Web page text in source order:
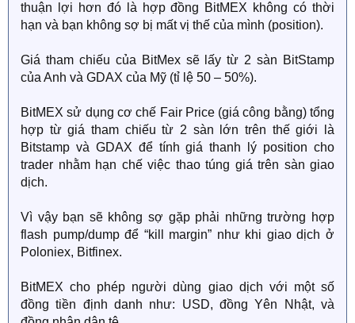
thuận lợi hơn đó là hợp đồng BitMEX không có thời
hạn và bạn không sợ bị mất vị thế của mình (position).
Giá tham chiếu của BitMex sẽ lấy từ 2 sàn BitStamp
của Anh và GDAX của Mỹ (tỉ lệ 50 – 50%).
BitMEX sử dụng cơ chế Fair Price (giá công bằng) tổng
hợp từ giá tham chiếu từ 2 sàn lớn trên thế giới là
Bitstamp và GDAX để tính giá thanh lý position cho
trader nhằm hạn chế việc thao túng giá trên sàn giao
dịch.
Vì vậy bạn sẽ không sợ gặp phải những trường hợp
flash pump/dump để “kill margin” như khi giao dịch ở
Poloniex, Bitfinex.
BitMEX cho phép người dùng giao dịch với một số
đồng tiền định danh như: USD, đồng Yên Nhật, và